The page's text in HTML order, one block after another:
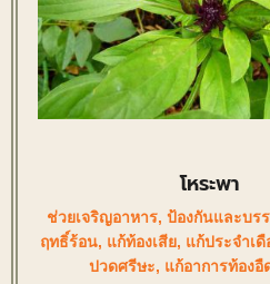
โหระพา
ช่วยเจริญอาหาร,ป้องกันและบร
ฤทธิ์ร้อน, แก้ท้องเสีย, แก้ประจำเ
ปวดศรีษะ, แก้อาการท้องอื